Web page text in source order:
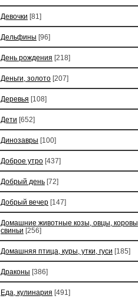
Девочки [81]
Дельфины [96]
День рождения [218]
Деньги, золото [207]
Деревья [108]
Дети [652]
Динозавры [100]
Доброе утро [437]
Добрый день [72]
Добрый вечер [147]
Домашние животные козы, овцы, коровы,
свиньи [256]
Домашняя птица, куры, утки, гуси [185]
Драконы [386]
Еда, кулинария [491]